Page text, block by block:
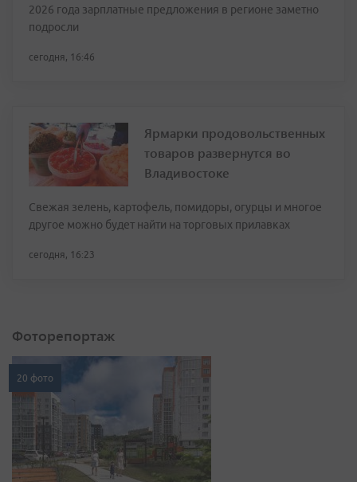
2026 года зарплатные предложения в регионе заметно
подросли
сегодня, 16:46
Ярмарки продовольственных
товаров развернутся во
Владивостоке
Свежая зелень, картофель, помидоры, огурцы и многое
другое можно будет найти на торговых прилавках
сегодня, 16:23
Фоторепортаж
20 фото